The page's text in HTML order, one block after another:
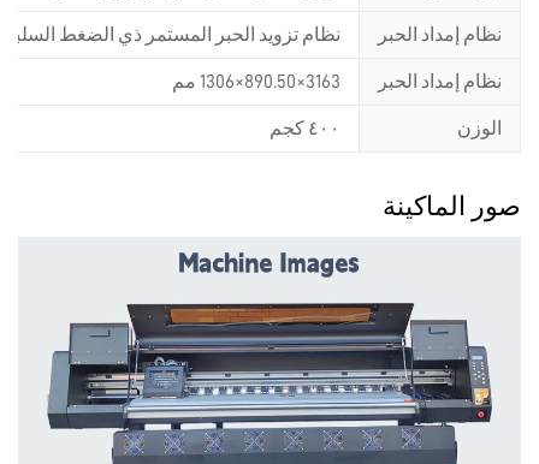
نظام إمداد الحبر نظام تزويد الحبر المستمر ذي الضغط السلبي
نظام إمداد الحبر 3163×890.50×1306 مم
الوزن ٤٠٠ كجم
صور الماكينة